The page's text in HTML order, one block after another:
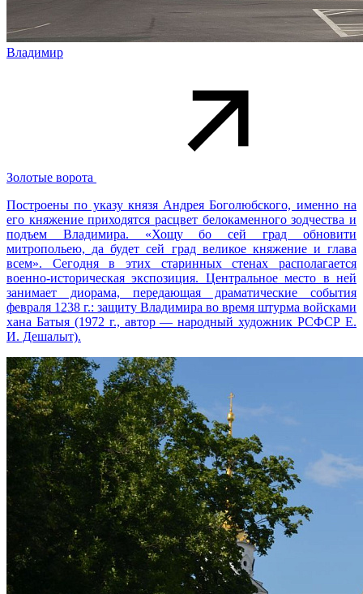
Владимир
Золотые ворота
Построены по указу князя Андрея Боголюбского, именно на
его княжение приходятся расцвет белокаменного зодчества и
подъем Владимира. «Хощу бо сей град обновити
митропольею, да будет сей град великое княжение и глава
всем». Сегодня в этих старинных стенах располагается
военно-историческая экспозиция. Центральное место в ней
занимает диорама, передающая драматические события
февраля 1238 г.: защиту Владимира во время штурма войсками
хана Батыя (1972 г., автор — народный художник РСФСР Е.
И. Дешалыт).